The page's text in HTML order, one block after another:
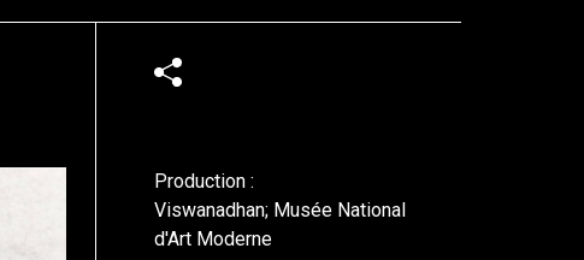
Production :
Viswanadhan; Musée National
d'Art Moderne